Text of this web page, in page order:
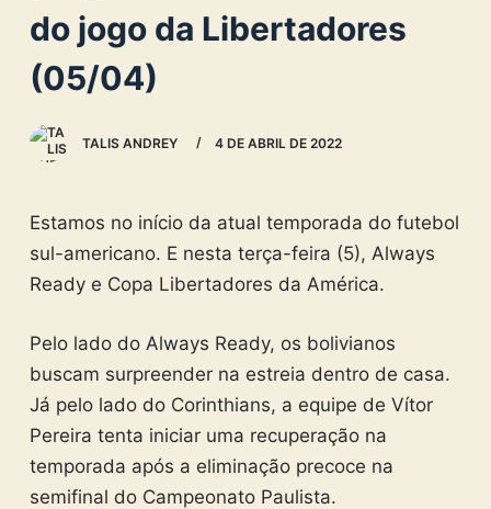
edo jogo da Libertadores
(05/04)
TALIS ANDREY 4 DE ABRIL DE 2022
Estamos no início da atual temporada do futebol
sul-americano. E nesta terça-feira (5), Always
Ready e Copa Libertadores da América.
Pelo lado do Always Ready, os bolivianos
buscam surpreender na estreia dentro de casa.
Já pelo lado do Corinthians, a equipe de Vítor
Pereira tenta iniciar uma recuperação na
temporada após a eliminação precoce na
semifinal do Campeonato Paulista.